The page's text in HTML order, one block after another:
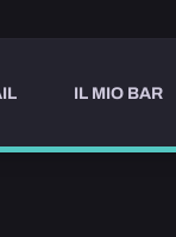
IL MIO BAR